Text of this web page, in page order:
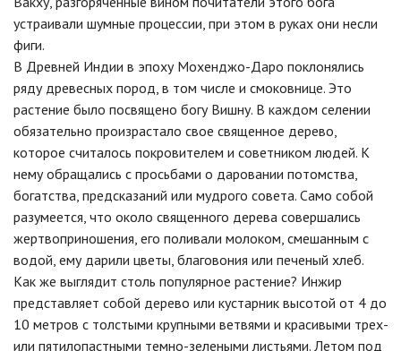
устраивали шумные процессии, при этом в руках они несли
фиги.
В Древней Индии в эпоху Мохенджо-Даро поклонялись
ряду древесных пород, в том числе и смоковнице. Это
растение было посвящено богу Вишну. В каждом селении
обязательно произрастало свое священное дерево,
которое считалось покровителем и советником людей. К
нему обращались с просьбами о даровании потомства,
богатства, предсказаний или мудрого совета. Само собой
разумеется, что около священного дерева совершались
жертвоприношения, его поливали молоком, смешанным с
водой, ему дарили цветы, благовония или печеный хлеб.
Как же выглядит столь популярное растение? Инжир
представляет собой дерево или кустарник высотой от 4 до
10 метров с толстыми крупными ветвями и красивыми трех-
или пятилопастными темно-зелеными листьями. Летом под